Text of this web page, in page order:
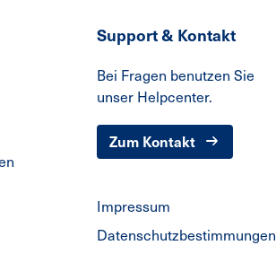
Impressum
Datenschutzbestimmungen
Support & Kontakt
Bei Fragen benutzen Sie
unser Helpcenter.
Zum Kontakt